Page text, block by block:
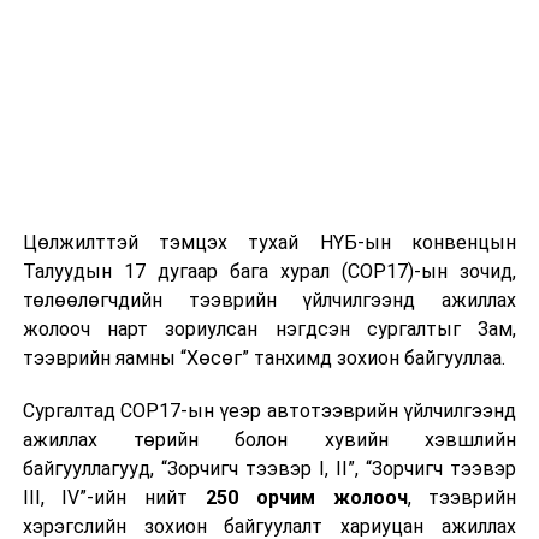
Цөлжилттэй тэмцэх тухай НҮБ-ын конвенцын
Талуудын 17 дугаар бага хурал (COP17)-ын зочид,
төлөөлөгчдийн тээврийн үйлчилгээнд ажиллах
жолооч нарт зориулсан нэгдсэн сургалтыг Зам,
тээврийн яамны “Хөсөг” танхимд зохион байгууллаа.
Сургалтад COP17-ын үеэр автотээврийн үйлчилгээнд
ажиллах төрийн болон хувийн хэвшлийн
байгууллагууд, “Зорчигч тээвэр I, II”, “Зорчигч тээвэр
III, IV”-ийн нийт 250 орчим жолооч, тээврийн
хэрэгслийн зохион байгуулалт хариуцан ажиллах